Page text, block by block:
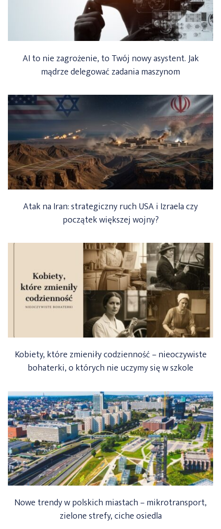
AI to nie zagrożenie, to Twój nowy asystent. Jak
mądrze delegować zadania maszynom
Atak na Iran: strategiczny ruch USA i Izraela czy
początek większej wojny?
Kobiety, które zmieniły codzienność – nieoczywiste
bohaterki, o których nie uczymy się w szkole
Nowe trendy w polskich miastach – mikrotransport,
zielone strefy, ciche osiedla